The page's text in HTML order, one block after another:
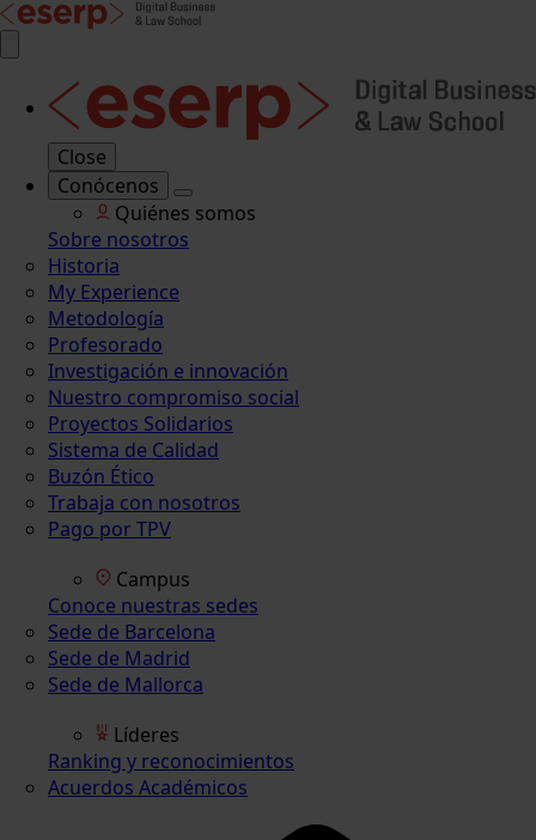
Close
Conócenos
Quiénes somos
Sobre nosotros
Historia
My Experience
Metodología
Profesorado
Investigación e innovación
Nuestro compromiso social
Proyectos Solidarios
Sistema de Calidad
Buzón Ético
Trabaja con nosotros
Pago por TPV
Campus
Conoce nuestras sedes
Sede de Barcelona
Sede de Madrid
Sede de Mallorca
Líderes
Ranking y reconocimientos
Acuerdos Académicos